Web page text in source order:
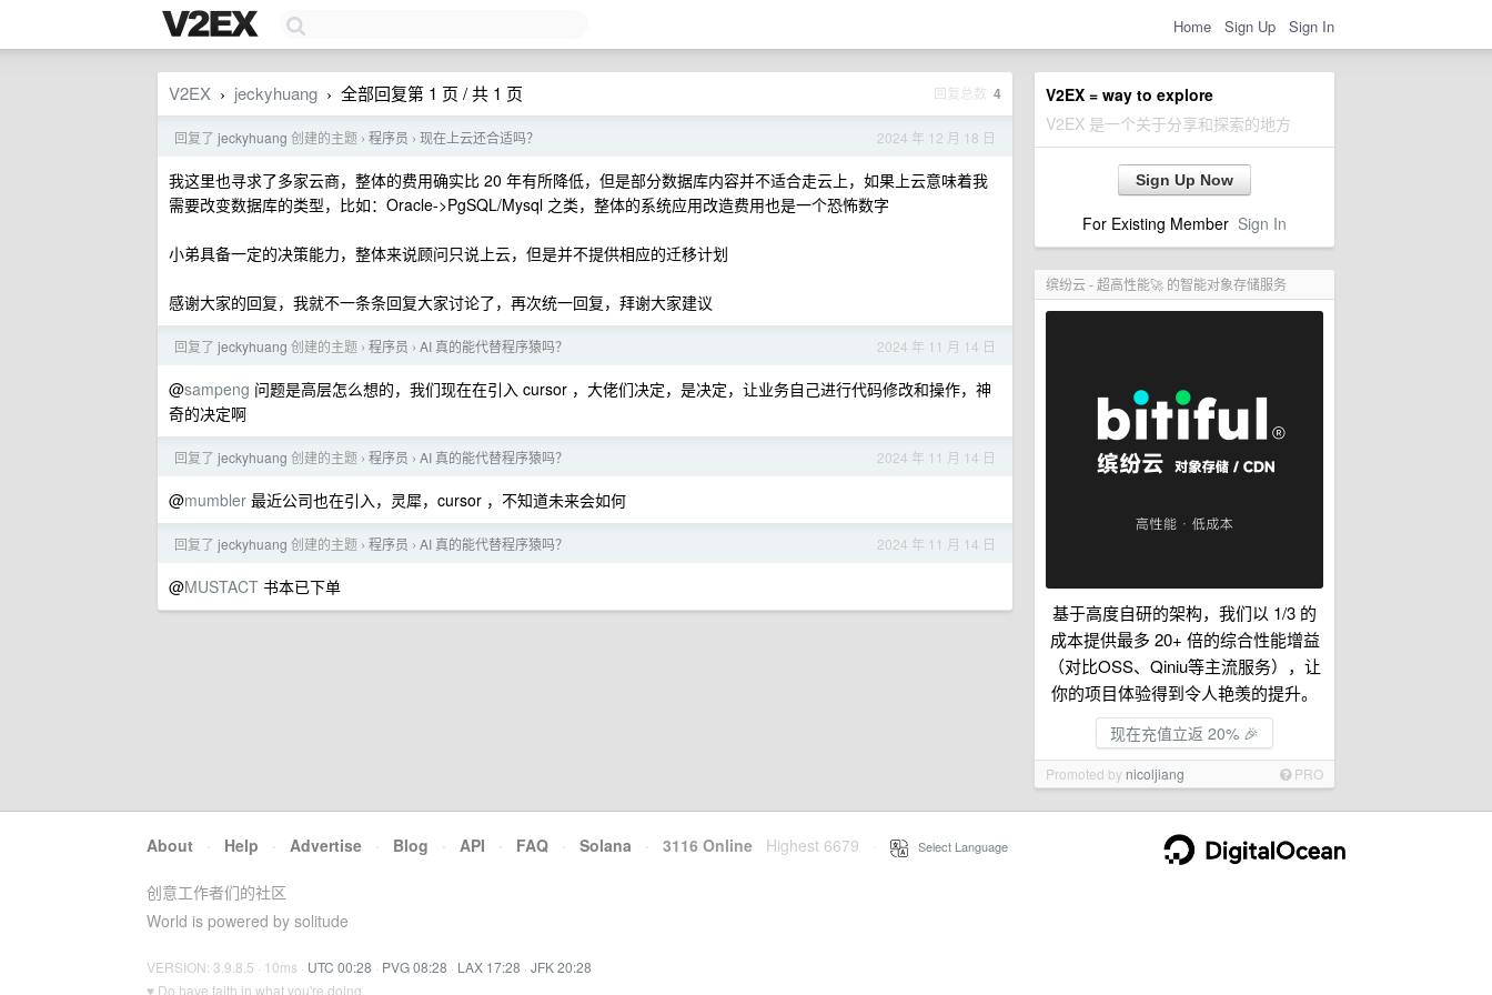
Home Sign Up Sign In
V2EX = way to explore
V2EX 是一个关于分享和探索的地方
Sign Up Now
For Existing Member Sign In
缤纷云 - 超高性能🚀 的智能对象存储服务
基于高度自研的架构，我们以 1/3 的
成本提供最多 20+ 倍的综合性能增益
（对比OSS、Qiniu等主流服务），让
你的项目体验得到令人艳羡的提升。
现在充值立返 20% 🎉
Promoted by nicoljiang PRO
V2EX › jeckyhuang › 全部回复第 1 页 / 共 1 页 回复总数 4
2024 年 12 月 18 日
回复了 jeckyhuang 创建的主题 › 程序员 › 现在上云还合适吗？
我这里也寻求了多家云商，整体的费用确实比 20 年有所降低，但是部分数据库内容并不适合走云上，如果上云意味着我
需要改变数据库的类型，比如：Oracle->PgSQL/Mysql 之类，整体的系统应用改造费用也是一个恐怖数字
小弟具备一定的决策能力，整体来说顾问只说上云，但是并不提供相应的迁移计划
感谢大家的回复，我就不一条条回复大家讨论了，再次统一回复，拜谢大家建议
2024 年 11 月 14 日
回复了 jeckyhuang 创建的主题 › 程序员 › AI 真的能代替程序猿吗？
@sampeng 问题是高层怎么想的，我们现在在引入 cursor ，大佬们决定，是决定，让业务自己进行代码修改和操作，神
奇的决定啊
2024 年 11 月 14 日
回复了 jeckyhuang 创建的主题 › 程序员 › AI 真的能代替程序猿吗？
@mumbler 最近公司也在引入，灵犀，cursor ，不知道未来会如何
2024 年 11 月 14 日
回复了 jeckyhuang 创建的主题 › 程序员 › AI 真的能代替程序猿吗？
@MUSTACT 书本已下单
About · Help · Advertise · Blog · API · FAQ · Solana · 3116 Online Highest 6679 Select Language
创意工作者们的社区
World is powered by solitude
VERSION: 3.9.8.5 · 10ms · UTC 00:28 · PVG 08:28 · LAX 17:28 · JFK 20:28
♥ Do have faith in what you're doing.